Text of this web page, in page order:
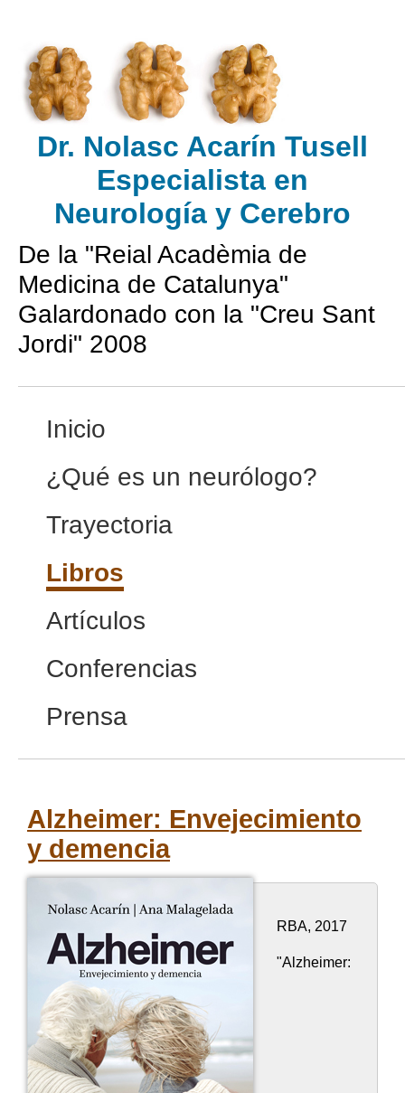
Dr. Nolasc Acarín Tusell
Especialista en
Neurología y Cerebro
De la "Reial Acadèmia de
Medicina de Catalunya"
Galardonado con la "Creu Sant
Jordi" 2008
Inicio
¿Qué es un neurólogo?
Trayectoria
Libros
Artículos
Conferencias
Prensa
Alzheimer: Envejecimiento
y demencia
RBA, 2017
"Alzheimer: